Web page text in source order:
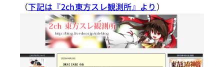
（下記は『2ch東方スレ観測所』より ）